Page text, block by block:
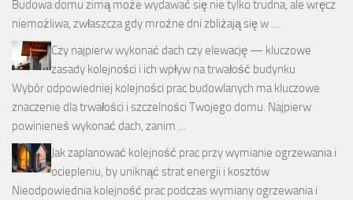
Budowa domu zimą może wydawać się nie tylko trudna, ale wręcz
niemożliwa, zwłaszcza gdy mroźne dni zbliżają się w …
Czy najpierw wykonać dach czy elewację — kluczowe
zasady kolejności i ich wpływ na trwałość budynku
Wybór odpowiedniej kolejności prac budowlanych ma kluczowe
znaczenie dla trwałości i szczelności Twojego domu. Najpierw
powinieneś wykonać dach, zanim …
Jak zaplanować kolejność prac przy wymianie ogrzewania i
ociepleniu, by uniknąć strat energii i kosztów
Nieodpowiednia kolejność prac podczas wymiany ogrzewania i